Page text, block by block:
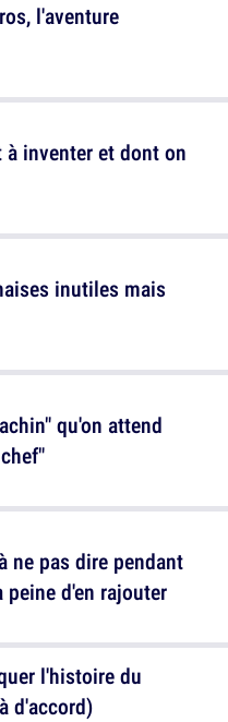
inventer et dont on
qu'on attend
l'histoire du
d'accord)
l'aventure
inutiles mais
ne pas dire pendant
d'en rajouter